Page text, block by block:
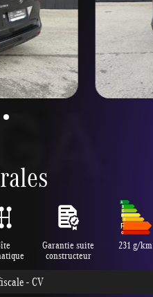
Garantie suite
constructeur
231 g/km
- CV